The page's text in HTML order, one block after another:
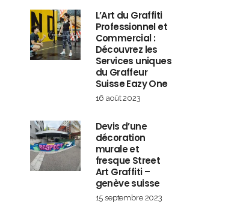
L’Art du Graffiti
Professionnel et
Commercial :
Découvrez les
Services uniques
du Graffeur
Suisse Eazy One
16 août 2023
Devis d’une
décoration
murale et
fresque Street
Art Graffiti –
genève suisse
15 septembre 2023